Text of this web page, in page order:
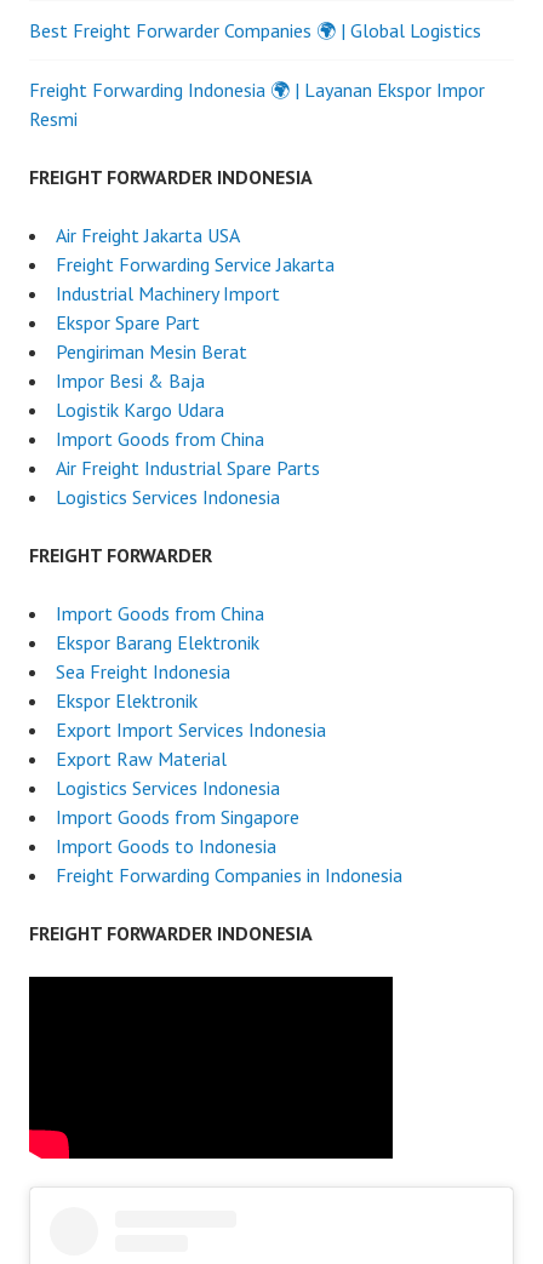
Best Freight Forwarder Companies 🌍 | Global Logistics
Freight Forwarding Indonesia 🌍 | Layanan Ekspor Impor
Resmi
FREIGHT FORWARDER INDONESIA
Air Freight Jakarta USA
Freight Forwarding Service Jakarta
Industrial Machinery Import
Ekspor Spare Part
Pengiriman Mesin Berat
Impor Besi & Baja
Logistik Kargo Udara
Import Goods from China
Air Freight Industrial Spare Parts
Logistics Services Indonesia
FREIGHT FORWARDER
Import Goods from China
Ekspor Barang Elektronik
Sea Freight Indonesia
Ekspor Elektronik
Export Import Services Indonesia
Export Raw Material
Logistics Services Indonesia
Import Goods from Singapore
Import Goods to Indonesia
Freight Forwarding Companies in Indonesia
FREIGHT FORWARDER INDONESIA